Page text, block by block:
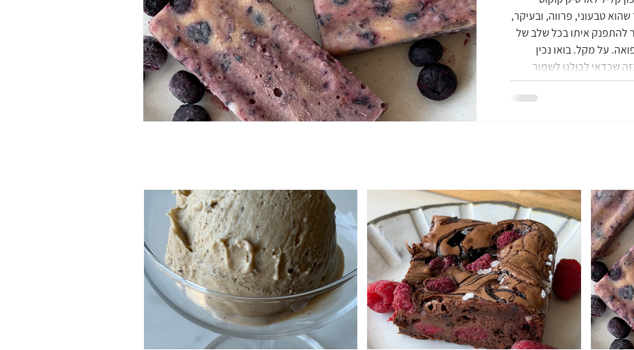
טבעוני, פרווה, ובעיקר,
להתפנק איתו בכל שלב של
על מקל. בואו נכין
שכדאי לכולנו לשמור
ארטיק קוקוס